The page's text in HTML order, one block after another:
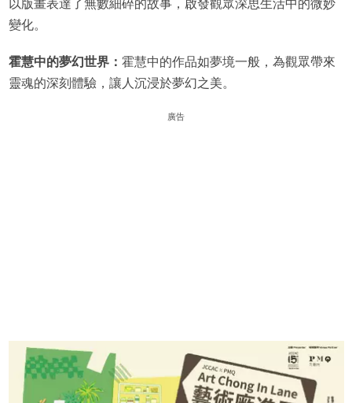
以版畫表達了無數細碎的故事，啟發觀眾深思生活中的微妙
變化。
霍慧中的夢幻世界： 霍慧中的作品如夢境一般，為觀眾帶來
靈魂的深刻體驗，讓人沉浸於夢幻之美。
廣告